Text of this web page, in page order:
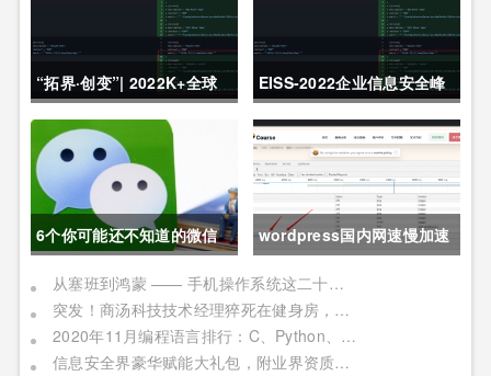
“拓界·创变”| 2022K+全球
软件研发行业创新峰会上海
站敬请期待！
EISS-2022企业信息安全峰
会之深圳站 10月28日成功
举办
6个你可能还不知道的微信
冷知识，每一个都令人相见
恨晚
wordpress国内网速慢加速
及防DDOS攻击快速CF切换
教程
从塞班到鸿蒙 —— 手机操作系统这二十年历程
突发！商汤科技技术经理猝死在健身房，网友：996福报何时是个头
2020年11月编程语言排行：C、Python、Java
信息安全界豪华赋能大礼包，附业界资质证书备考指南！